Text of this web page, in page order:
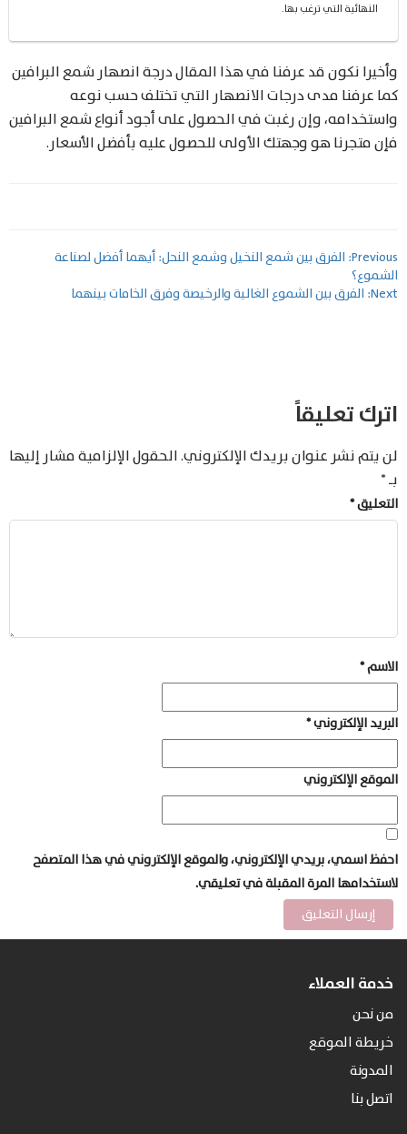
النهائية التي ترغب بها.
وأخيرا نكون قد عرفنا في هذا المقال درجة انصهار شمع البرافين
كما عرفنا مدى درجات الانصهار التي تختلف حسب نوعه
واستخدامه، وإن رغبت في الحصول على أجود أنواع شمع البرافين
فإن متجرنا هو وجهتك الأولى للحصول عليه بأفضل الأسعار.
تصفّح
المقالات
Previous: الفرق بين شمع النخيل وشمع النحل: أيهما أفضل لصناعة
الشموع؟
Next: الفرق بين الشموع الغالية والرخيصة وفرق الخامات بينهما
اترك تعليقاً
لن يتم نشر عنوان بريدك الإلكتروني.الحقول الإلزامية مشار إليها
بـ*
التعليق*
الاسم*
البريد الإلكتروني*
الموقع الإلكتروني
احفظ اسمي، بريدي الإلكتروني، والموقع الإلكتروني في هذا المتصفح
لاستخدامها المرة المقبلة في تعليقي.
خدمة العملاء
من نحن
خريطة الموقع
المدونة
اتصل بنا